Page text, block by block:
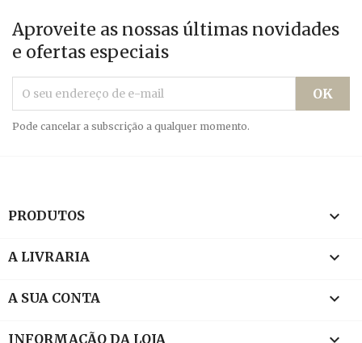
Aproveite as nossas últimas novidades
e ofertas especiais
Pode cancelar a subscrição a qualquer momento.
PRODUTOS 
A LIVRARIA 
A SUA CONTA 
INFORMAÇÃO DA LOJA